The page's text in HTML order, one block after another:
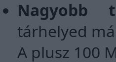
Nagyobb
tárhelyed
A plusz 100